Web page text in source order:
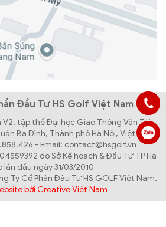
Đầu Tư HS Golf Việt Nam
V2, tập thể Đại học Giao Thông Vận Tải,
Ba Đình, Thành phố Hà Nội, Việt Nam
- Email: contact@hsgolf.vn
do Sở Kế hoạch & Đầu Tư TP Hà
lần đầu ngày 31/03/2010
Ty Cổ Phần Đầu Tư HS GOLF Việt Nam.
bởi Creative Việt Nam